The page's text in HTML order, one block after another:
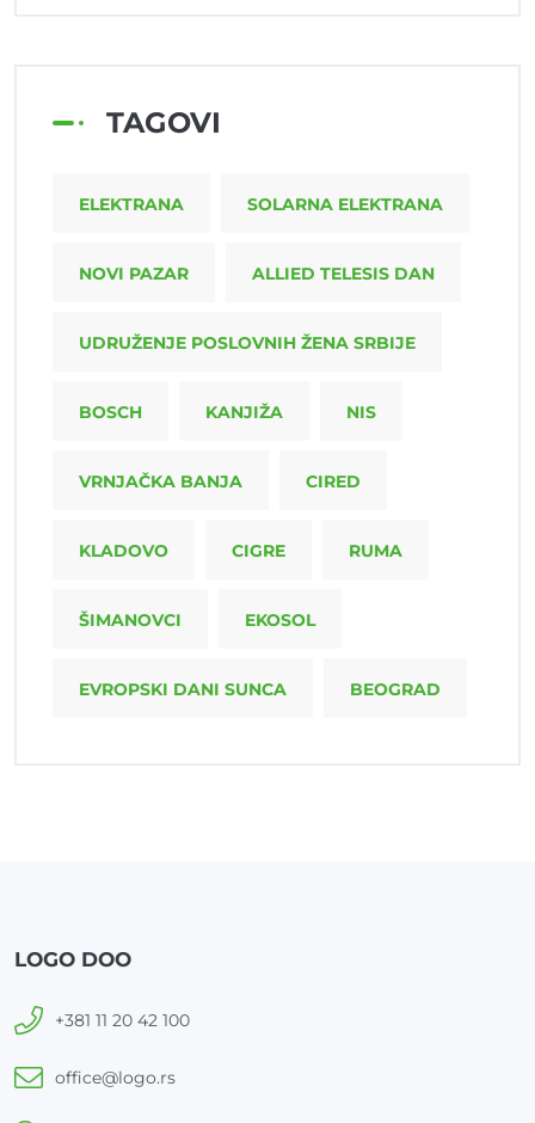
TAGOVI
ELEKTRANA SOLARNA ELEKTRANA
NOVI PAZAR ALLIED TELESIS DAN
UDRUŽENJE POSLOVNIH ŽENA SRBIJE
BOSCH KANJIŽA NIS
VRNJAČKA BANJA CIRED
KLADOVO CIGRE RUMA
ŠIMANOVCI EKOSOL
EVROPSKI DANI SUNCA BEOGRAD
LOGO DOO
+381 11 20 42 100
office@logo.rs